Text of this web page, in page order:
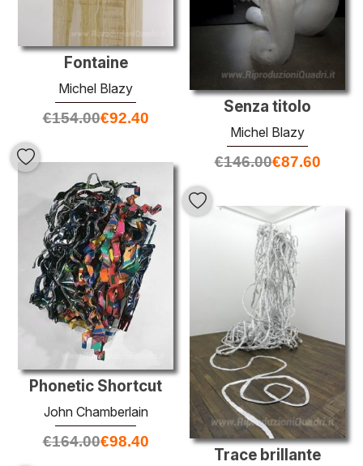
Fontaine
Michel Blazy
€154.00€92.40
Senza titolo
Michel Blazy
€146.00€87.60
Phonetic Shortcut
John Chamberlain
€164.00€98.40
Trace brillante